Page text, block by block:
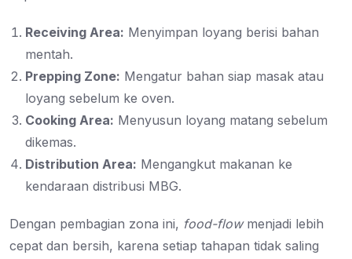
Receiving Area: Menyimpan loyang berisi bahan
mentah.
Prepping Zone: Mengatur bahan siap masak atau
loyang sebelum ke oven.
Cooking Area: Menyusun loyang matang sebelum
dikemas.
Distribution Area: Mengangkut makanan ke
kendaraan distribusi MBG.
Dengan pembagian zona ini, food-flowmenjadi lebih
cepat dan bersih, karena setiap tahapan tidak saling